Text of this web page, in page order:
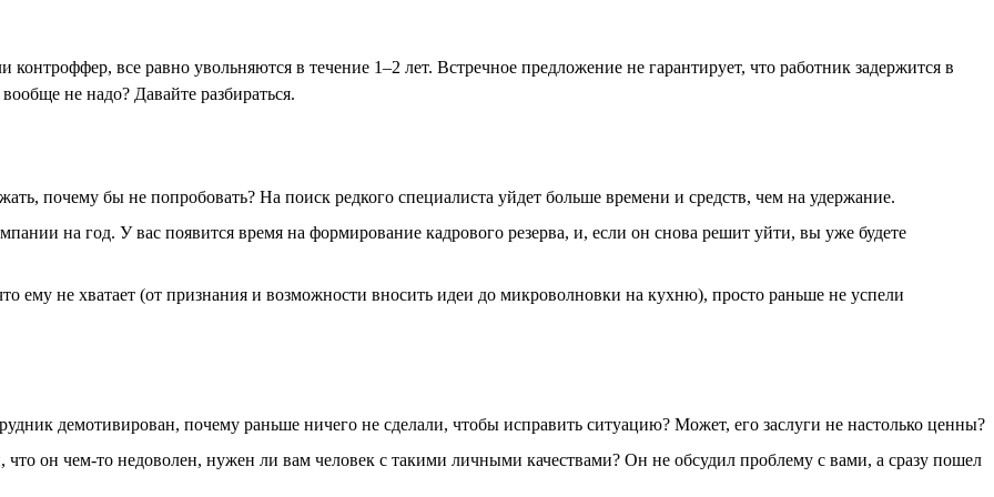
все равно увольняются в течение 1–2 лет. Встречное предложение не гарантирует, что работник задержится в
не надо? Давайте разбираться.
почему бы не попробовать? На поиск редкого специалиста уйдет больше времени и средств, чем на удержание.
на год. У вас появится время на формирование кадрового резерва, и, если он снова решит уйти, вы уже будете
ему не хватает (от признания и возможности вносить идеи до микроволновки на кухню), просто раньше не успели
демотивирован, почему раньше ничего не сделали, чтобы исправить ситуацию? Может, его заслуги не настолько ценны?
он чем-то недоволен, нужен ли вам человек с такими личными качествами? Он не обсудил проблему с вами, а сразу пошел